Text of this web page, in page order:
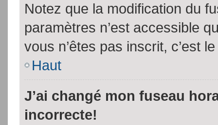
Notez que la modification du
paramètres n’est accessible
vous n’êtes pas inscrit, c’est
Haut
J’ai changé mon fuseau
incorrecte!